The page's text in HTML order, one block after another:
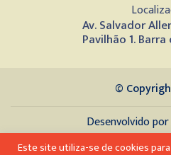
Av. Salvador
Pavilhão 1. Barra
©
Desenvolvido por
Este site utiliza-se de cookies